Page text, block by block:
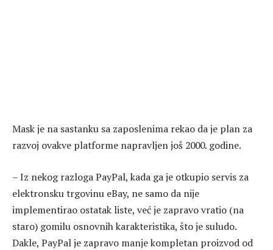
Mask je na sastanku sa zaposlenima rekao da je plan za
razvoj ovakve platforme napravljen još 2000. godine.
– Iz nekog razloga PayPal, kada ga je otkupio servis za
elektronsku trgovinu eBay, ne samo da nije
implementirao ostatak liste, već je zapravo vratio (na
staro) gomilu osnovnih karakteristika, što je suludo.
Dakle, PayPal je zapravo manje kompletan proizvod od